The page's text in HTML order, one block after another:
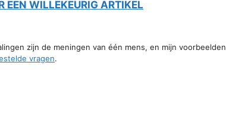
EEN WILLEKEURIG ARTIKEL
zijn de meningen van één mens, en mijn voorbeelden
vragen.